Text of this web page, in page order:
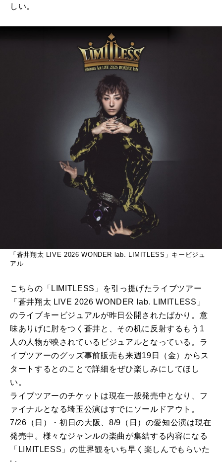
しい。
「蒼井翔太 LIVE 2026 WONDER lab. LIMITLESS」キービジュ
アル
こちらの「LIMITLESS」を引っ提げたライブツアー
「蒼井翔太 LIVE 2026 WONDER lab. LIMITLESS」
のライブキービジュアルが昨日公開されたばかり。意
味ありげに肘をつく蒼井と、その机に反射するもう1
人の人物が映されているビジュアルとなっている。ラ
イブツアーのグッズ事前販売も来週19日（金）からス
タートするとのことで詳細をぜひ楽しみにしてほし
い。
ライブツアーのチケットは現在一般発売中となり、フ
ァイナルとなる埼玉公演はすでにソールドアウト。
7/26（日）・初日の大阪、8/9（日）の愛知公演は現在
発売中。様々なジャンルの楽曲が集結する内容になる
「LIMITLESS」の世界観をいち早く楽しんでもらいた